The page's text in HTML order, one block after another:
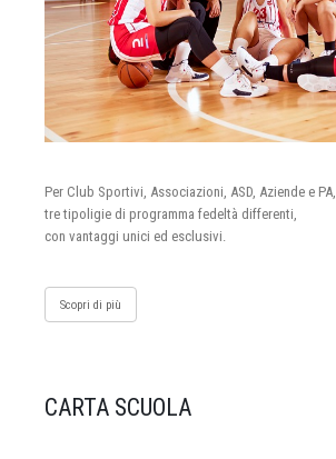
Per Club Sportivi, Associazioni, ASD, Aziende e PA,
tre tipoligie di programma fedeltà differenti,
con vantaggi unici ed esclusivi.
Scopri di più
CARTA SCUOLA